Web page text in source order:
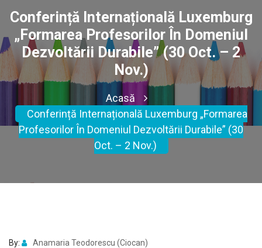
Conferință Internațională Luxemburg
„Formarea Profesorilor În Domeniul
Dezvoltării Durabile” (30 Oct. – 2
Nov.)
Acasă
Conferință Internațională Luxemburg „Formarea
Profesorilor În Domeniul Dezvoltării Durabile” (30
Oct. – 2 Nov.)
By: Anamaria Teodorescu (Ciocan)